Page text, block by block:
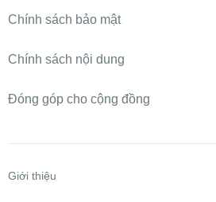
Chính sách bảo mật
Chính sách nội dung
Đóng góp cho cộng đồng
Giới thiệu